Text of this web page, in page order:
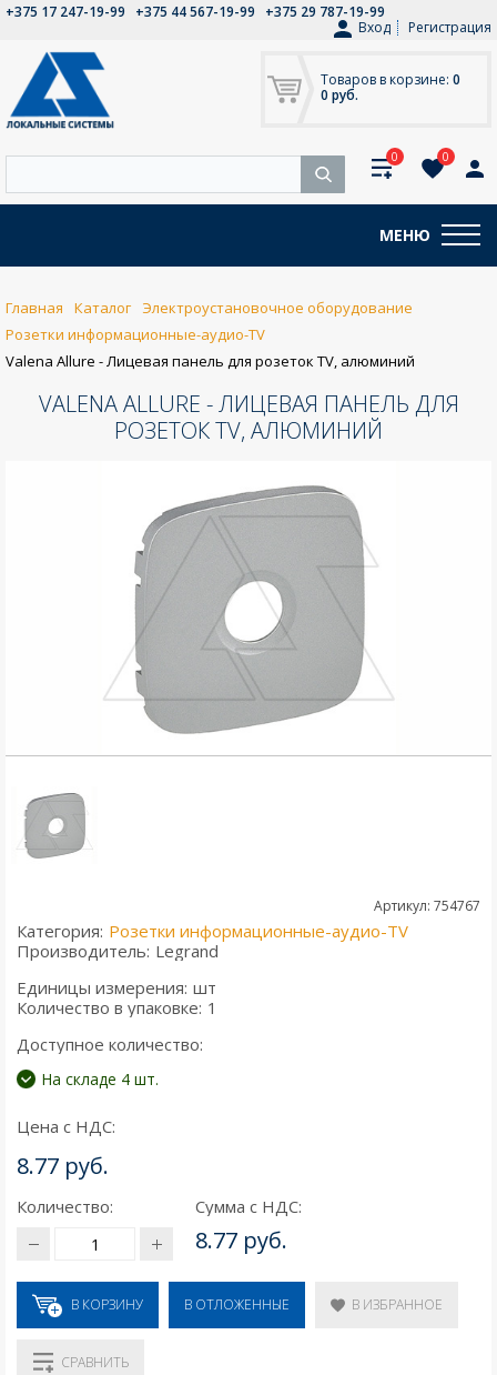
+375 17 247-19-99 +375 44 567-19-99
+375 29 787-19-99
Вход
Регистрация
Товаров в корзине: 0
0 руб.
0 0
МЕНЮ
Главная Каталог
Электроустановочное оборудование
Розетки информационные-аудио-TV
Valena Allure - Лицевая панель для розеток ТV, алюминий
VALENA ALLURE - ЛИЦЕВАЯ ПАНЕЛЬ ДЛЯ
РОЗЕТОК ТV, АЛЮМИНИЙ
Артикул: 754767
Категория: Розетки информационные-аудио-TV
Производитель: Legrand
Единицы измерения: шт
Количество в упаковке: 1
Доступное количество:
На складе 4 шт.
Цена с НДС:
8.77 руб.
Количество: Сумма с НДС:
8.77 руб.
В КОРЗИНУ В ОТЛОЖЕННЫЕ В ИЗБРАННОЕ
СРАВНИТЬ